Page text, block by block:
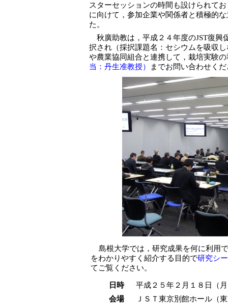
スターセッションの時間も設けられて
に向けて，参加企業や関係者と積極的
た。
秋廣助教は，平成２４年度のJST復興
択され（採択課題名：セシウムを吸収
や農業協同組合と連携して，栽培実験
当：丹生准教授）
までお問い合わせく
島根大学では，研究成果を何に利用
をわかりやすく紹介する目的で研究シ
てご覧ください。
日時
平成２５年２月１８日（
会場
ＪＳＴ東京別館ホール（